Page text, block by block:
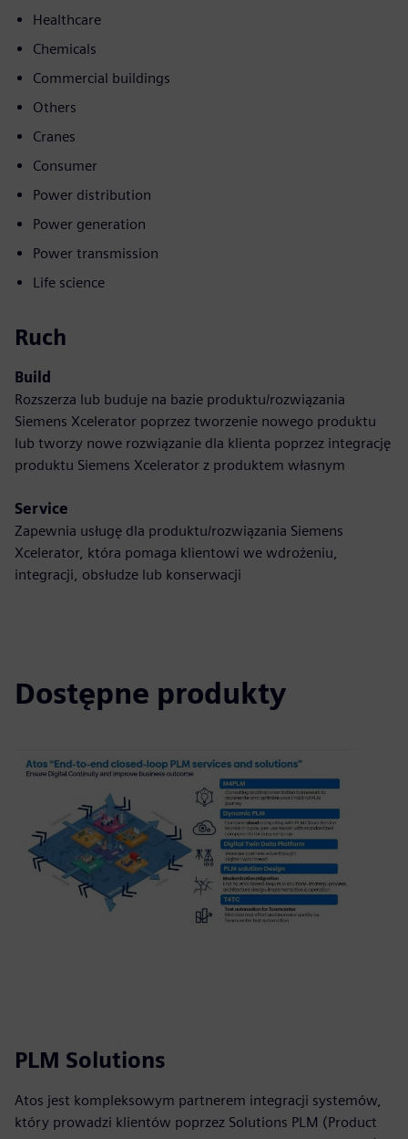
Healthcare
Chemicals
Commercial buildings
Others
Cranes
Consumer
Power distribution
Power generation
Power transmission
Life science
Ruch
Build
Rozszerza lub buduje na bazie produktu/rozwiązania
Siemens Xcelerator poprzez tworzenie nowego produktu
lub tworzy nowe rozwiązanie dla klienta poprzez integrację
produktu Siemens Xcelerator z produktem własnym
Service
Zapewnia usługę dla produktu/rozwiązania Siemens
Xcelerator, która pomaga klientowi we wdrożeniu,
integracji, obsłudze lub konserwacji
Dostępne produkty
PLM Solutions
Atos jest kompleksowym partnerem integracji systemów,
który prowadzi klientów poprzez Solutions PLM (Product